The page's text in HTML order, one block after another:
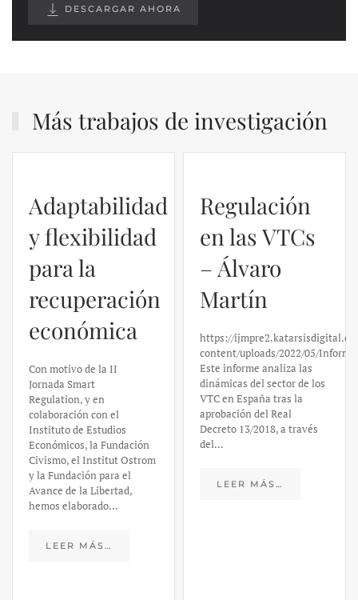
DESCARGAR AHORA
Más trabajos de investigación
Adaptabilidad
y flexibilidad
para la
recuperación
económica
Con motivo de la II
Jornada Smart
Regulation, y en
colaboración con el
Instituto de Estudios
Económicos, la Fundación
Civismo, el Institut Ostrom
y la Fundación para el
Avance de la Libertad,
hemos elaborado…
LEER MÁS…
Regulación
en las VTCs
– Álvaro
Martín
https://
content/uploads/2022/05/
Este informe analiza las
dinámicas del sector de los
VTC en España tras la
aprobación del Real
Decreto 13/2018, a través
del…
LEER MÁS…